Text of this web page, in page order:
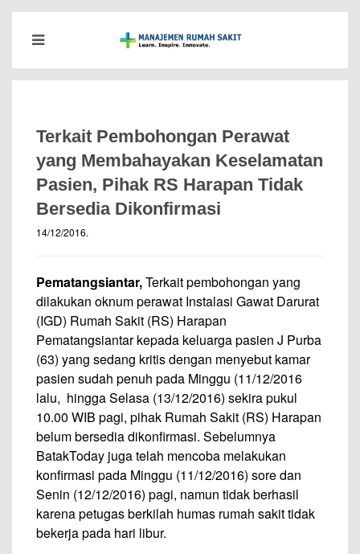
Terkait Pembohongan Perawat
yang Membahayakan Keselamatan
Pasien, Pihak RS Harapan Tidak
Bersedia Dikonfirmasi
14/12/2016.
Pematangsiantar,Terkait pembohongan yang
dilakukan oknum perawat Instalasi Gawat Darurat
(IGD) Rumah Sakit (RS) Harapan
Pematangsiantar kepada keluarga pasien J Purba
(63) yang sedang kritis dengan menyebut kamar
pasien sudah penuh pada Minggu (11/12/2016
lalu, hingga Selasa (13/12/2016) sekira pukul
10.00 WIB pagi, pihak Rumah Sakit (RS) Harapan
belum bersedia dikonfirmasi. Sebelumnya
BatakToday juga telah mencoba melakukan
konfirmasi pada Minggu (11/12/2016) sore dan
Senin (12/12/2016) pagi, namun tidak berhasil
karena petugas berkilah humas rumah sakit tidak
bekerja pada hari libur.